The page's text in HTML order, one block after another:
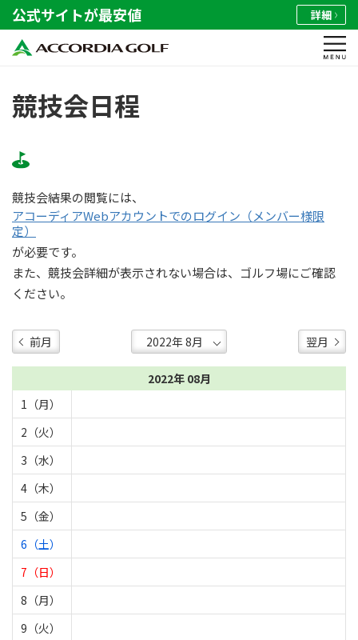
公式サイトが最安値 詳細
競技会日程
競技会結果の閲覧には、
アコーディアWebアカウントでのログイン（メンバー様限
定）
が必要です。
また、競技会詳細が表示されない場合は、ゴルフ場にご確認
ください。
前月 翌月
2022年 08月
1（月）
2（火）
3（水）
4（木）
5（金）
6（土）
7（日）
8（月）
9（火）